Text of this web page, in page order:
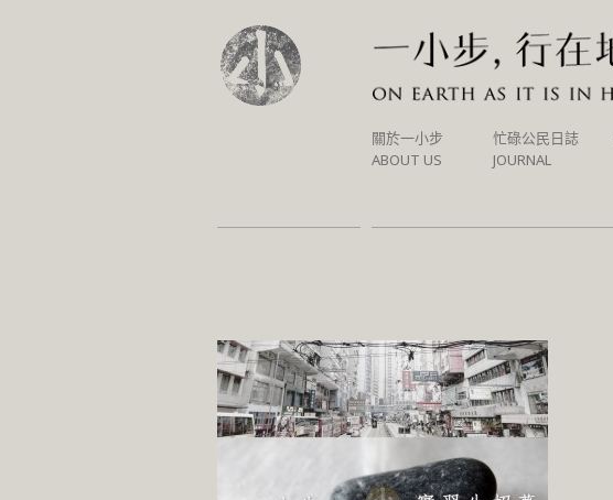
SKIP
TO
關於一小步
ABOUT US
忙碌公民日誌
JOURNAL